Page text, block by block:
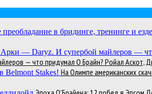
— что придумал О Брайн? Ройал Аскот,
На Олимпе американских